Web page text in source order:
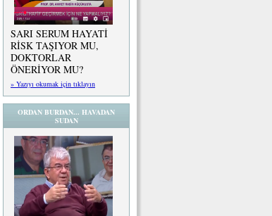
SARI SERUM HAYATİ
RİSK TAŞIYOR MU,
DOKTORLAR
ÖNERİYOR MU?
» Yazıyı okumak için tıklayın
ORDAN BURDAN... HAVADAN
SUDAN